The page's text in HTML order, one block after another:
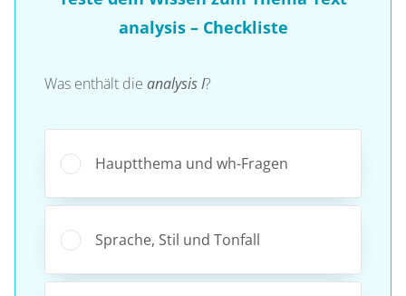
analysis – Checkliste
Was enthält die analysis I?
Hauptthema und wh-Fragen
Sprache, Stil und Tonfall